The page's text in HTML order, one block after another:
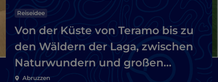
Reiseidee
Von der Küste von Teramo bis zu
den Wäldern der Laga, zwischen
Naturwundern und großen
Abteien
Abruzzen